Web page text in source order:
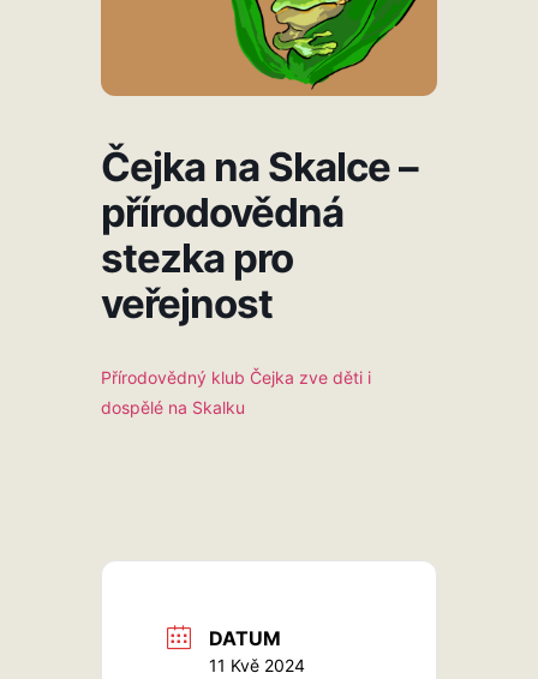
Čejka na Skalce –
přírodovědná
stezka pro
veřejnost
Přírodovědný klub Čejka zve děti i
dospělé na Skalku
DATUM
11 Kvě 2024